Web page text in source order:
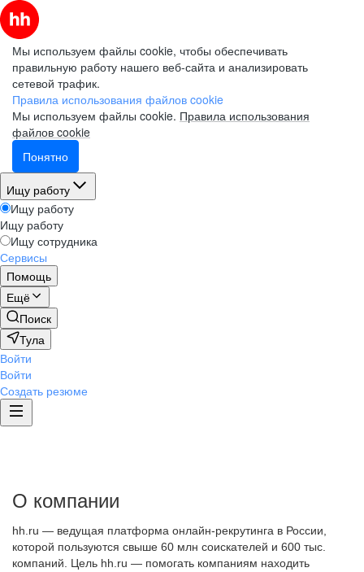
Мы используем файлы cookie, чтобы обеспечивать
правильную работу нашего веб-сайта и анализировать
сетевой трафик.
Правила использования файлов cookie
Мы используем файлы cookie. Правила использования
файлов cookie
Понятно
Ищу работу
Ищу работу
Ищу работу
Ищу сотрудника
Сервисы
Помощь
Ещё
Поиск
Тула
Войти
Войти
Создать резюме
О компании
hh.ru — ведущая платформа онлайн-рекрутинга в России,
которой пользуются свыше 60 млн соискателей и 600 тыс.
компаний. Цель hh.ru — помогать компаниям находить